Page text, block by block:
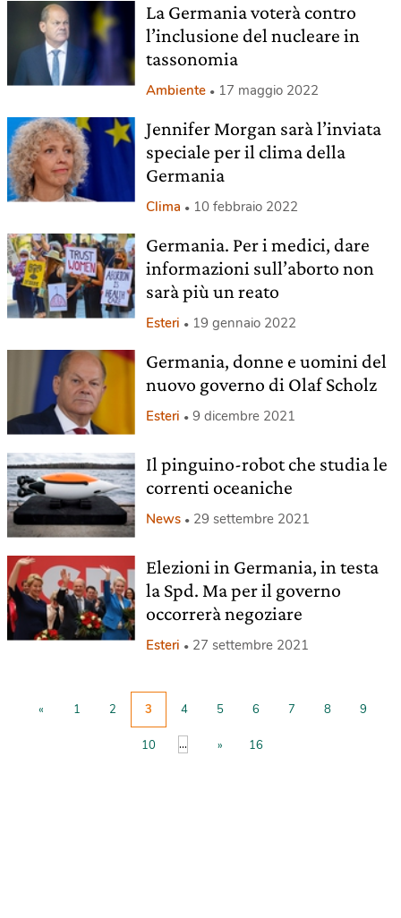
La Germania voterà contro
l’inclusione del nucleare in
tassonomia
Ambiente 17 maggio 2022
Jennifer Morgan sarà l’inviata
speciale per il clima della
Germania
Clima 10 febbraio 2022
Germania. Per i medici, dare
informazioni sull’aborto non
sarà più un reato
Esteri 19 gennaio 2022
Germania, donne e uomini del
nuovo governo di Olaf Scholz
Esteri 9 dicembre 2021
Il pinguino-robot che studia le
correnti oceaniche
News 29 settembre 2021
Elezioni in Germania, in testa
la Spd. Ma per il governo
occorrerà negoziare
Esteri 27 settembre 2021
« 1 2 3 4 5 6 7 8 9
10 ... » 16